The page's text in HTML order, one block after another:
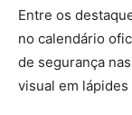
Entre os
no calendário
de segurança
visual em